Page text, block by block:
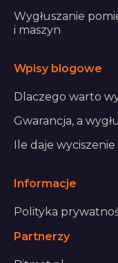
Wygłuszanie
i maszyn
Wpisy blogowe
Dlaczego warto
Gwarancja, a
Ile daje
Informacje
Polityka
Partnerzy